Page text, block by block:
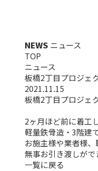
NEWS ニュース
TOP
ニュース
板橋2丁目プロジェ
2021.11.15
板橋2丁目プロジェ
2ヶ月ほど前に着工
軽量鉄骨造・3階建
お施主様や業者様
無事お引き渡しが
一覧に戻る